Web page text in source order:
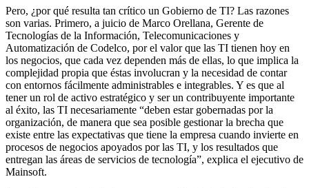
Pero, ¿por qué resulta tan crítico un Gobierno de TI? Las razones
son varias. Primero, a juicio de Marco Orellana, Gerente de
Tecnologías de la Información, Telecomunicaciones y
Automatización de Codelco, por el valor que las TI tienen hoy en
los negocios, que cada vez dependen más de ellas, lo que implica la
complejidad propia que éstas involucran y la necesidad de contar
con entornos fácilmente administrables e integrables. Y es que al
tener un rol de activo estratégico y ser un contribuyente importante
al éxito, las TI necesariamente “deben estar gobernadas por la
organización, de manera que sea posible gestionar la brecha que
existe entre las expectativas que tiene la empresa cuando invierte en
procesos de negocios apoyados por las TI, y los resultados que
entregan las áreas de servicios de tecnología”, explica el ejecutivo de
Mainsoft.